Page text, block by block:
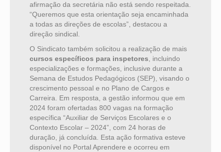
afirmação da secretária não está sendo respeitada.
“Queremos que esta orientação seja encaminhada
a todas as direções de escolas”, destacou a
direção sindical.
O Sindicato também solicitou a realização de mais
cursos específicos para inspetores , incluindo
especializações e formações, inclusive durante a
Semana de Estudos Pedagógicos (SEP), visando o
crescimento pessoal e no Plano de Cargos e
Carreira. Em resposta, a gestão informou que em
2024 foram ofertadas 800 vagas na formação
específica “Auxiliar de Serviços Escolares e o
Contexto Escolar – 2024”, com 24 horas de
duração, já concluída. Esta ação formativa esteve
disponível no Portal Aprendere e ocorreu em